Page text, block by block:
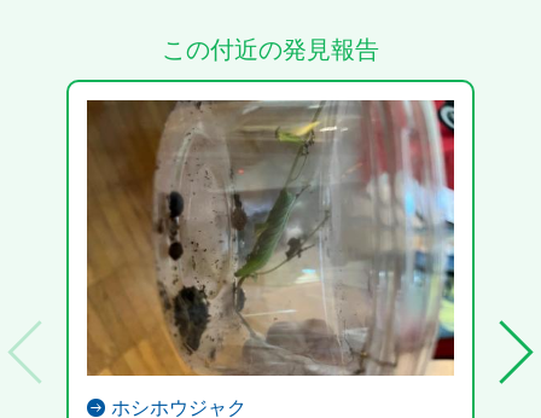
この付近の発見報告
ホシホウジャク